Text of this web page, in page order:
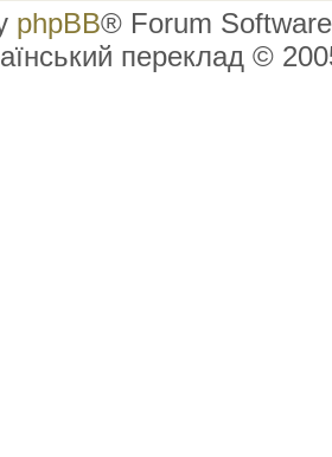
phpBB® Forum
переклад ©